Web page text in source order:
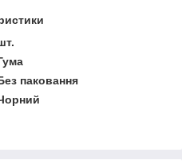
паковання